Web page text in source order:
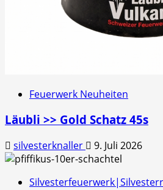
Feuerwerk Neuheiten
Läubli >> Gold Schatz 45s
silvesterknaller 9. Juli 2026